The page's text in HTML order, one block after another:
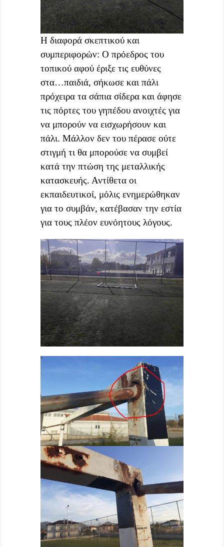
Η διαφορά σκεπτικού και
συμπεριφορών: Ο πρόεδρος του
τοπικού αφού έριξε τις ευθύνες
στα…παιδιά, σήκωσε και πάλι
πρόχειρα τα σάπια σίδερα και άφησε
τις πόρτες του γηπέδου ανοιχτές για
να μπορούν να εισχωρήσουν και
πάλι. Μάλλον δεν του πέρασε ούτε
στιγμή τι θα μπορούσε να συμβεί
κατά την πτώση της μεταλλικής
κατασκευής. Αντίθετα οι
εκπαιδευτικοί, μόλις ενημερώθηκαν
για το συμβάν, κατέβασαν την εστία
για τους πλέον ευνόητους λόγους.